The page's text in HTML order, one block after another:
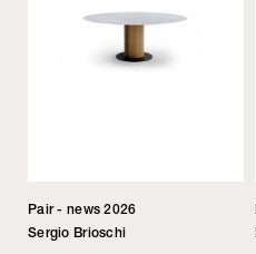
Pair - news 2026
Sergio Brioschi